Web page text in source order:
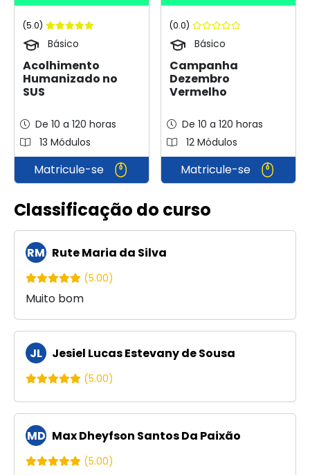
(5.0)
Básico
Acolhimento
Humanizado no
SUS
De 10 a 120 horas
13 Módulos
Matricule-se
(0.0)
Básico
Campanha
Dezembro
Vermelho
De 10 a 120 horas
12 Módulos
Matricule-se
Classificação do curso
RM Rute Maria da Silva
(5.00)
Muito bom
JL Jesiel Lucas Estevany de Sousa
(5.00)
MD Max Dheyfson Santos Da Paixão
(5.00)